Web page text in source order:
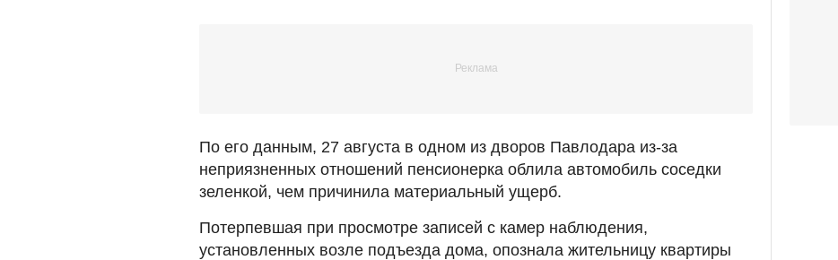
По его данным, 27 августа в одном из дворов Павлодара из-за
неприязненных отношений пенсионерка облила автомобиль соседки
зеленкой, чем причинила материальный ущерб.
Потерпевшая при просмотре записей с камер наблюдения,
установленных возле подъезда дома, опознала жительницу квартиры